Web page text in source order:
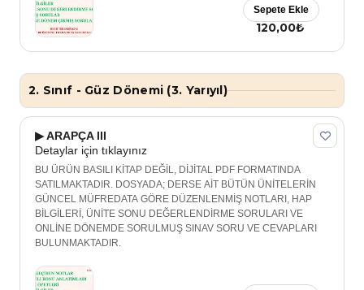
120,00₺
Sepete Ekle
2. Sınıf - Güz Dönemi (3. Yarıyıl)
▶ ARAPÇA III
Detaylar için tıklayınız
BU ÜRÜN BASILI KİTAP DEĞİL, DİJİTAL PDF FORMATINDA
SATILMAKTADIR. DOSYADA; DERSE AİT BÜTÜN ÜNİTELERİN
GÜNCEL MÜFREDATA GÖRE DÜZENLENMİŞ NOTLARI, HAP
BİLGİLERİ, ÜNİTE SONU DEĞERLENDİRME SORULARI VE
ONLİNE DÖNEMDE SORULMUŞ SINAV SORU VE CEVAPLARI
BULUNMAKTADIR.